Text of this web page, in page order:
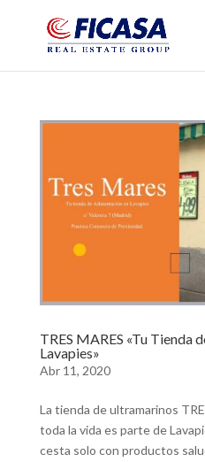
TRES MARES «Tu Tienda
Lavapies»
Abr 11, 2020
La tienda de ultramarinos
toda la vida es parte de
cesta solo con productos